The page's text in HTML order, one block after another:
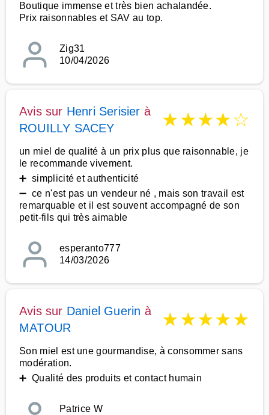
Boutique immense et très bien achalandée.
Prix raisonnables et SAV au top.
Zig31
10/04/2026
Avis sur Henri Serisier à
ROUILLY SACEY
★★★★☆
un miel de qualité à un prix plus que raisonnable, je
le recommande vivement.
➕ simplicité et authenticité
➖ ce n'est pas un vendeur né , mais son travail est
remarquable et il est souvent accompagné de son
petit-fils qui très aimable
esperanto777
14/03/2026
Avis sur Daniel Guerin à
MATOUR
★★★★★
Son miel est une gourmandise, à consommer sans
modération.
➕ Qualité des produits et contact humain
Patrice W